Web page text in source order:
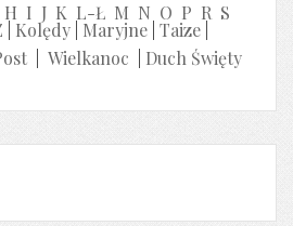
H I J K L-Ł M N O P R S
Kolędy Maryjne Taize
| Wielkanoc Duch Święty